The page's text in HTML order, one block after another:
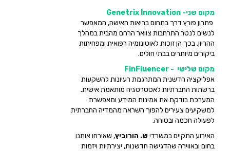
מקום שני- Genetrix Innovation
פתרון פורץ דרך בתחום בריאות האישה, המאפשר
לנשים לנטר התרחבות צוואר הרחם מהבית במהלך
ההריון. בכך הן זוכות לאוטונומיה רפואית ומפחיתות
ביקורים מיותרים בבתי חולים.
מקום שלישי - FinFluencer
אפליקציה חדשנית המתרגמת רעיונות להשקעות
ברשתות החברתיות לאסטרטגיה מותאמת אישית.
המערכת בודקת את אמינות המידע ומאפשרת
למשקיעים צעירים להפוך השראה מהמדיה החברתית
לפעולה חכמה ובטוחה.
האירוע התקיים במשרדיש. הורוביץ, שאירחו אותנו
בחום ובאווירה שהדגישה חדשנות, יצירתיות ויזמות